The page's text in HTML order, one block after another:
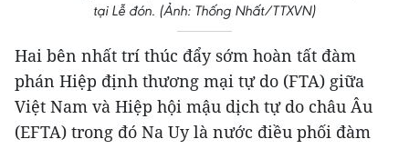
tại Lễ đón. (Ảnh: Thống Nhất/TTXVN)
Hai bên nhất trí thúc đẩy sớm hoàn tất đàm
phán Hiệp định thương mại tự do (FTA) giữa
Việt Nam và Hiệp hội mậu dịch tự do châu Âu
(EFTA) trong đó Na Uy là nước điều phối đàm